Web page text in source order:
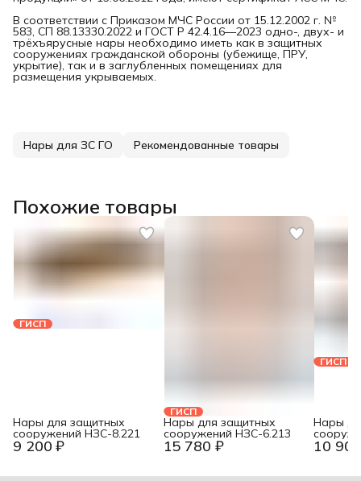
В соответствии с Приказом МЧС России от 15.12.2002 г. №
583, СП 88.13330.2022 и ГОСТ Р 42.4.16—2023 одно-, двух- и
трёхъярусные нары необходимо иметь как в защитных
сооружениях гражданской обороны (убежище, ПРУ,
укрытие), так и в заглубленных помещениях для
размещения укрываемых.
Нары для ЗС ГО Рекомендованные товары
Похожие товары
ГИСП
9 200 ₽
Нары для защитных
сооружений НЗС-8.221
ГИСП
15 780 ₽
Нары для защитных
сооружений НЗС-6.213
ГИСП
10
Нары